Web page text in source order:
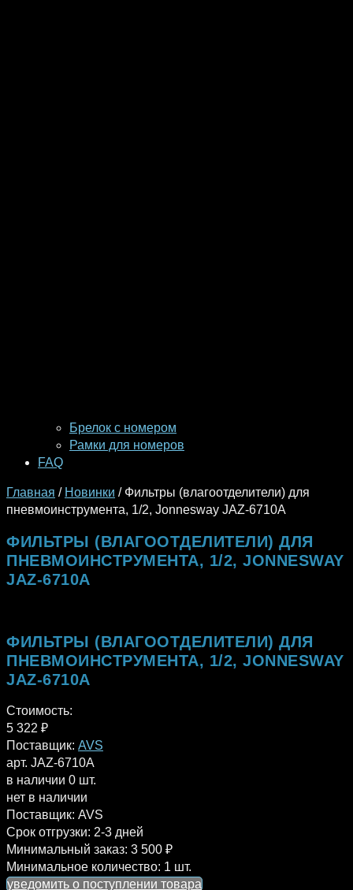
Брелок с номером
Рамки для номеров
FAQ
Главная / Новинки / Фильтры (влагоотделители) для
пневмоинструмента, 1/2, Jonnesway JAZ-6710A
ФИЛЬТРЫ (ВЛАГООТДЕЛИТЕЛИ) ДЛЯ
ПНЕВМОИНСТРУМЕНТА, 1/2, JONNESWAY
JAZ-6710A
ФИЛЬТРЫ (ВЛАГООТДЕЛИТЕЛИ) ДЛЯ
ПНЕВМОИНСТРУМЕНТА, 1/2, JONNESWAY
JAZ-6710A
Стоимость:
5 322 ₽
Поставщик: AVS
арт. JAZ-6710A
в наличии 0 шт.
нет в наличии
Поставщик: AVS
Срок отгрузки: 2-3 дней
Минимальный заказ: 3 500 ₽
Минимальное количество: 1 шт.
уведомить о поступлении товара